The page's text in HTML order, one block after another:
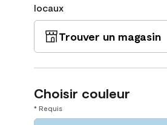
locaux
Trouver un magasin
Choisir couleur
* Requis